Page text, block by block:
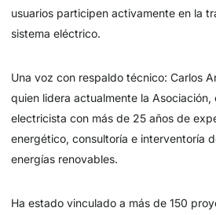
usuarios participen activamente en la
sistema eléctrico.
Una voz con respaldo técnico: Carlos
quien lidera actualmente la Asociación,
electricista con más de 25 años de
energético, consultoría e interventoría
energías renovables.
Ha estado vinculado a más de 150